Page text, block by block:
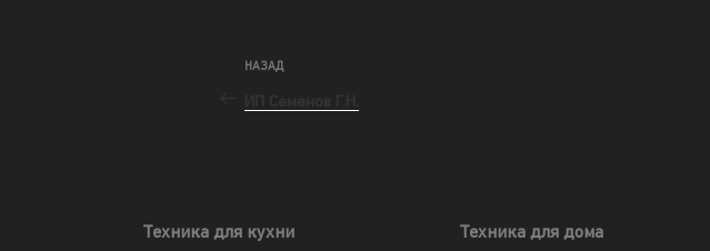
НАЗАД
Техника для кухни Техника для дома